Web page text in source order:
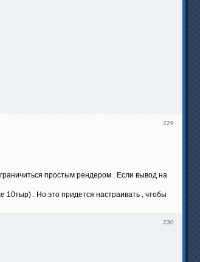
229
простым рендером . Если вывод на
10тыр) . Но это придется настраивать , чтобы
230